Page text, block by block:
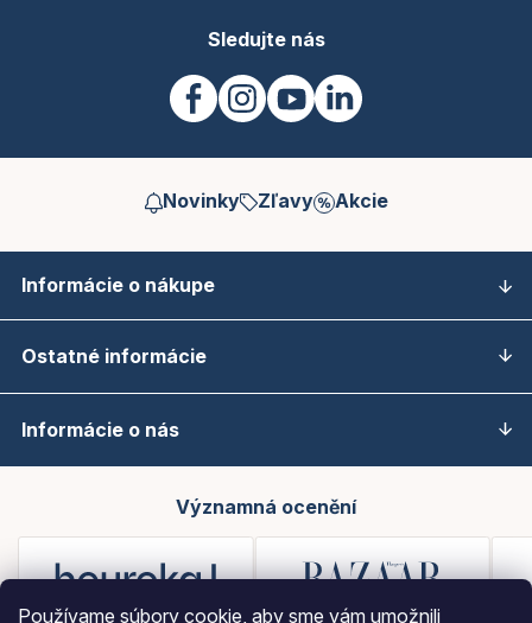
Používame súbory cookie, aby sme vám umožnili
Sledujte nás
Novinky Zľavy Akcie
Informácie o nákupe
Ostatné informácie
Informácie o nás
Významná ocenění